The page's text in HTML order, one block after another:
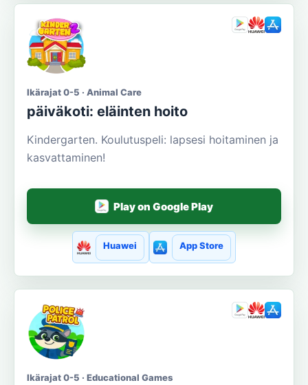
Ikärajat 0-5 · Animal Care
päiväkoti: eläinten hoito
Kindergarten. Koulutuspeli: lapsesi hoitaminen ja
kasvattaminen!
Play on Google Play
Huawei App Store
Ikärajat 0-5 · Educational Games